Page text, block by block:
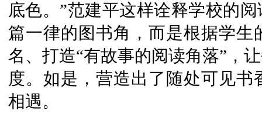
底色。”范建平这样诠释学校的
篇一律的图书角，而是根据学
名、打造“有故事的阅读角落”，
度。如是，营造出了随处可见
相遇。